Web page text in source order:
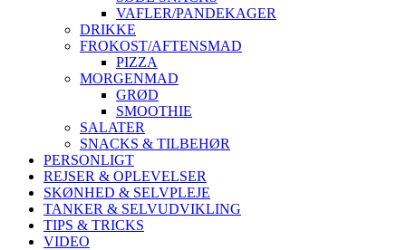
VAFLER/PANDEKAGER
DRIKKE
FROKOST/AFTENSMAD
PIZZA
MORGENMAD
GRØD
SMOOTHIE
SALATER
SNACKS & TILBEHØR
PERSONLIGT
REJSER & OPLEVELSER
SKØNHED & SELVPLEJE
TANKER & SELVUDVIKLING
TIPS & TRICKS
VIDEO